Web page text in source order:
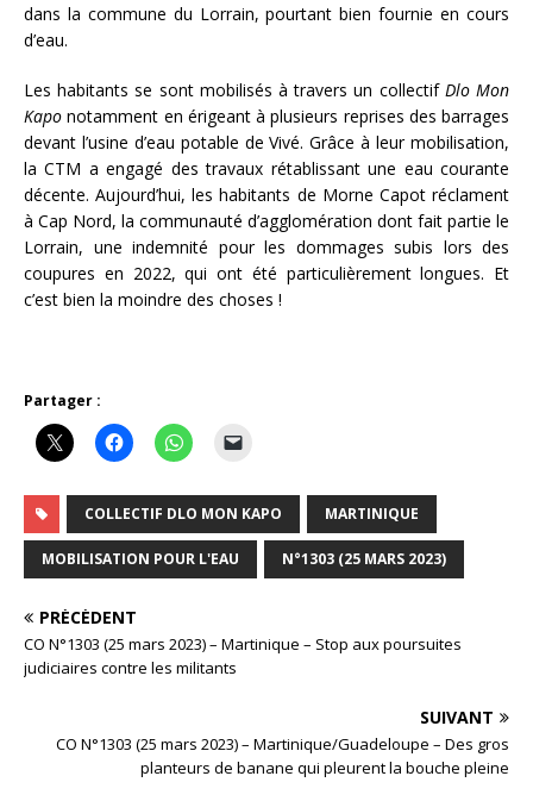
dans la commune du Lorrain, pourtant bien fournie en cours
d’eau.
Les habitants se sont mobilisés à travers un collectif Dlo Mon
Kapo notamment en érigeant à plusieurs reprises des barrages
devant l’usine d’eau potable de Vivé. Grâce à leur mobilisation,
la CTM a engagé des travaux rétablissant une eau courante
décente. Aujourd’hui, les habitants de Morne Capot réclament
à Cap Nord, la communauté d’agglomération dont fait partie le
Lorrain, une indemnité pour les dommages subis lors des
coupures en 2022, qui ont été particulièrement longues. Et
c’est bien la moindre des choses !
Partager :
COLLECTIF DLO MON KAPO MARTINIQUE
MOBILISATION POUR L'EAU N°1303 (25 MARS 2023)
PRÉCÉDENT
CO N°1303 (25 mars 2023) – Martinique – Stop aux poursuites
judiciaires contre les militants
SUIVANT
CO N°1303 (25 mars 2023) – Martinique/Guadeloupe – Des gros
planteurs de banane qui pleurent la bouche pleine